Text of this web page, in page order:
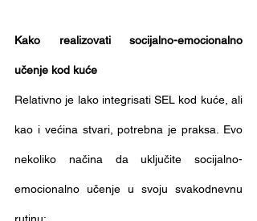
Kako realizovati socijalno-emocionalno
učenje kod kuće
Relativno je lako integrisati SEL kod kuće, ali
kao i većina stvari, potrebna je praksa. Evo
nekoliko načina da uključite socijalno-
emocionalno učenje u svoju svakodnevnu
rutinu: